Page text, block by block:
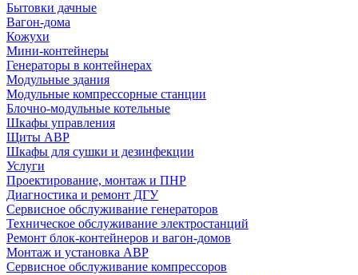
Бытовки дачные
Вагон-дома
Кожухи
Мини-контейнеры
Генераторы в контейнерах
Модульные здания
Модульные компрессорные станции
Блочно-модульные котельные
Шкафы управления
Щиты АВР
Шкафы для сушки и дезинфекции
Услуги
Проектирование, монтаж и ПНР
Диагностика и ремонт ДГУ
Сервисное обслуживание генераторов
Техническое обслуживание электростанций
Ремонт блок-контейнеров и вагон-домов
Монтаж и установка АВР
Сервисное обслуживание компрессоров